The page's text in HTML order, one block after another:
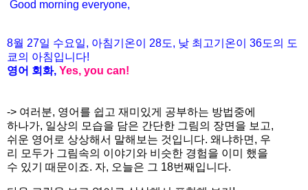
Good morning everyone,
8월 27일 수요일, 아침기온이 28도, 낮 최고기온이 36도의 도
쿄의 아침입니다!
영어 회화, Yes, you can!
-> 여러분, 영어를 쉽고 재미있게 공부하는 방법중에
하나가, 일상의 모습을 담은 간단한 그림의 장면을 보고,
쉬운 영어로 상상해서 말해보는 것입니다. 왜냐하면, 우
리 모두가 그림속의 이야기와 비슷한 경험을 이미 했을
수 있기 때문이죠. 자, 오늘은 그 18번째입니다.